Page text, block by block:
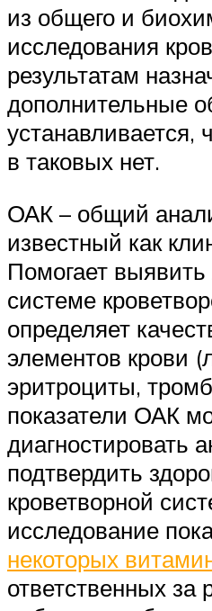
из общего и
исследования
результатам
дополнительные
устанавливается,
в таковых нет.
ОАК – общий
известный как
Помогает
системе
определяет
элементов крови
эритроциты,
показатели ОАК
диагностировать
подтвердить
кроветворной
исследование
некоторых
ответственных за